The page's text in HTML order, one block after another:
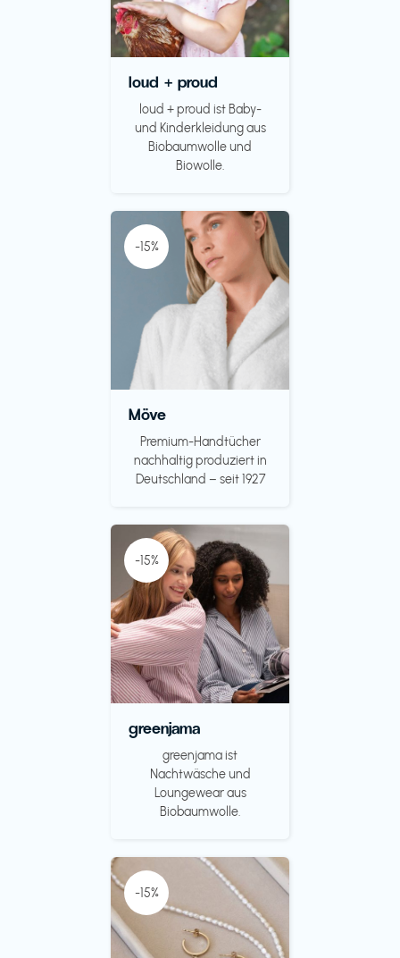
loud + proud
loud + proud ist Baby-
und Kinderkleidung aus
Biobaumwolle und
Biowolle.
-15%
Möve
Premium-Handtücher
nachhaltig produziert in
Deutschland – seit 1927
-15%
greenjama
greenjama ist
Nachtwäsche und
Loungewear aus
Biobaumwolle.
-15%